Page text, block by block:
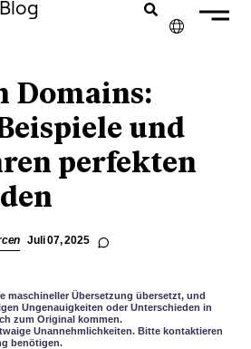
Blog
ENGLISH
FRANÇAIS
NEDERLANDS
Domains:
und
perfekten
Juli 07, 2025
maschineller Übersetzung übersetzt, und
Ungenauigkeiten oder Unterschieden in
zum Original kommen.
Unannehmlichkeiten. Bitte kontaktieren
benötigen.